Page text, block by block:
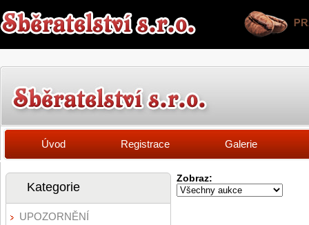
Úvod Registrace Galerie
Kategorie
UPOZORNĚNÍ
Zobraz: